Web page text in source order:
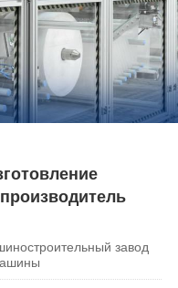
завод